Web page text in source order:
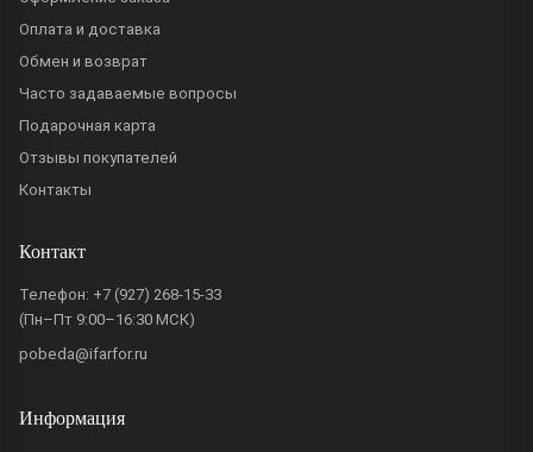
Оплата и доставка
Обмен и возврат
Часто задаваемые вопросы
Подарочная карта
Отзывы покупателей
Контакты
Контакт
Телефон: +7 (927) 268-15-33
(Пн–Пт 9:00–16:30 МСК)
pobeda@ifarfor.ru
Информация